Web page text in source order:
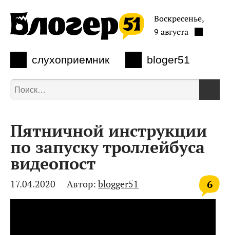
слухоприемник bloger51
Воскресенье,
9 августа
Пятничной инструкции
по запуску троллейбуса
видеопост
6
17.04.2020 Автор: blogger51